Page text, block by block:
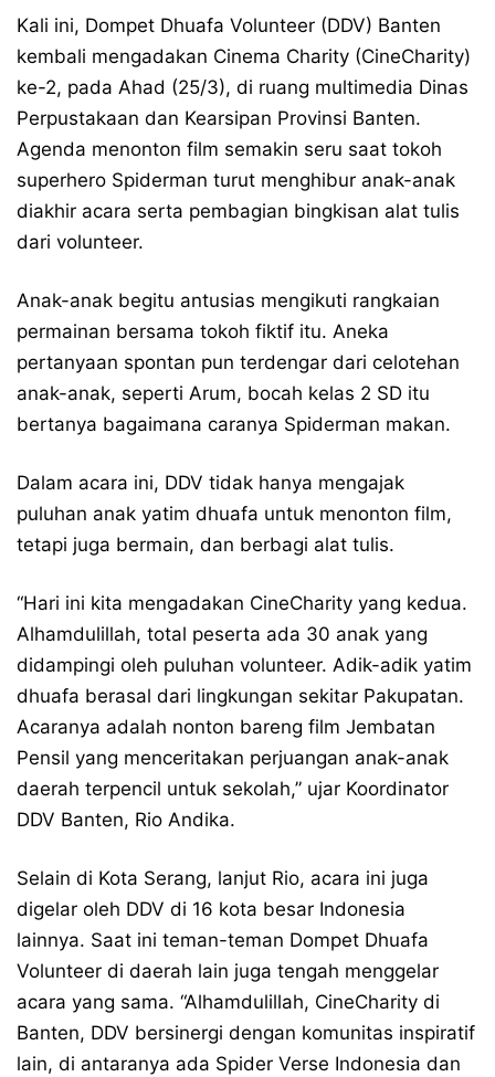
Kali ini, Dompet Dhuafa Volunteer (DDV) Banten
kembali mengadakan Cinema Charity (CineCharity)
ke-2, pada Ahad (25/3), di ruang multimedia Dinas
Perpustakaan dan Kearsipan Provinsi Banten.
Agenda menonton film semakin seru saat tokoh
superhero Spiderman turut menghibur anak-anak
diakhir acara serta pembagian bingkisan alat tulis
dari volunteer.
Anak-anak begitu antusias mengikuti rangkaian
permainan bersama tokoh fiktif itu. Aneka
pertanyaan spontan pun terdengar dari celotehan
anak-anak, seperti Arum, bocah kelas 2 SD itu
bertanya bagaimana caranya Spiderman makan.
Dalam acara ini, DDV tidak hanya mengajak
puluhan anak yatim dhuafa untuk menonton film,
tetapi juga bermain, dan berbagi alat tulis.
“Hari ini kita mengadakan CineCharity yang kedua.
Alhamdulillah, total peserta ada 30 anak yang
didampingi oleh puluhan volunteer. Adik-adik yatim
dhuafa berasal dari lingkungan sekitar Pakupatan.
Acaranya adalah nonton bareng film Jembatan
Pensil yang menceritakan perjuangan anak-anak
daerah terpencil untuk sekolah,” ujar Koordinator
DDV Banten, Rio Andika.
Selain di Kota Serang, lanjut Rio, acara ini juga
digelar oleh DDV di 16 kota besar Indonesia
lainnya. Saat ini teman-teman Dompet Dhuafa
Volunteer di daerah lain juga tengah menggelar
acara yang sama. “Alhamdulillah, CineCharity di
Banten, DDV bersinergi dengan komunitas inspiratif
lain, di antaranya ada Spider Verse Indonesia dan